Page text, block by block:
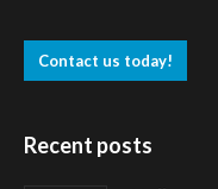
Contact us today!
Recent posts